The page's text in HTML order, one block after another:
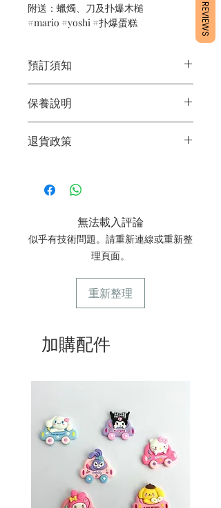
附送：蠟燭、刀及扑爆木槌
#mario #yoshi #扑爆蛋糕
預訂須知
定日期取貨請提早10 - 14天前落單🤗
2/ 下單後24小時內會有專人電郵確認訂
單
3/ 取貨時需要出示確認訊息 或 訂單編
店】
6/ 送貨訂單：本店只提供營業時間內送
貨。運費請參考 常見問題。
7/ 營業時間：請參考本網站
保養說明
2/ 運送時避免大力搖晃
退貨政策
作，不設退換。
無法載入評論
似乎有技術問題。請重新連線或重新整
理頁面。
重新整理
加購配件
REVIEWS